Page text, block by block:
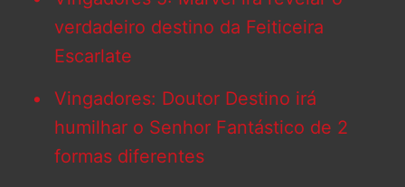
verdadeiro destino da Feiticeira
Escarlate
Vingadores: Doutor Destino irá
humilhar o Senhor Fantástico de 2
formas diferentes